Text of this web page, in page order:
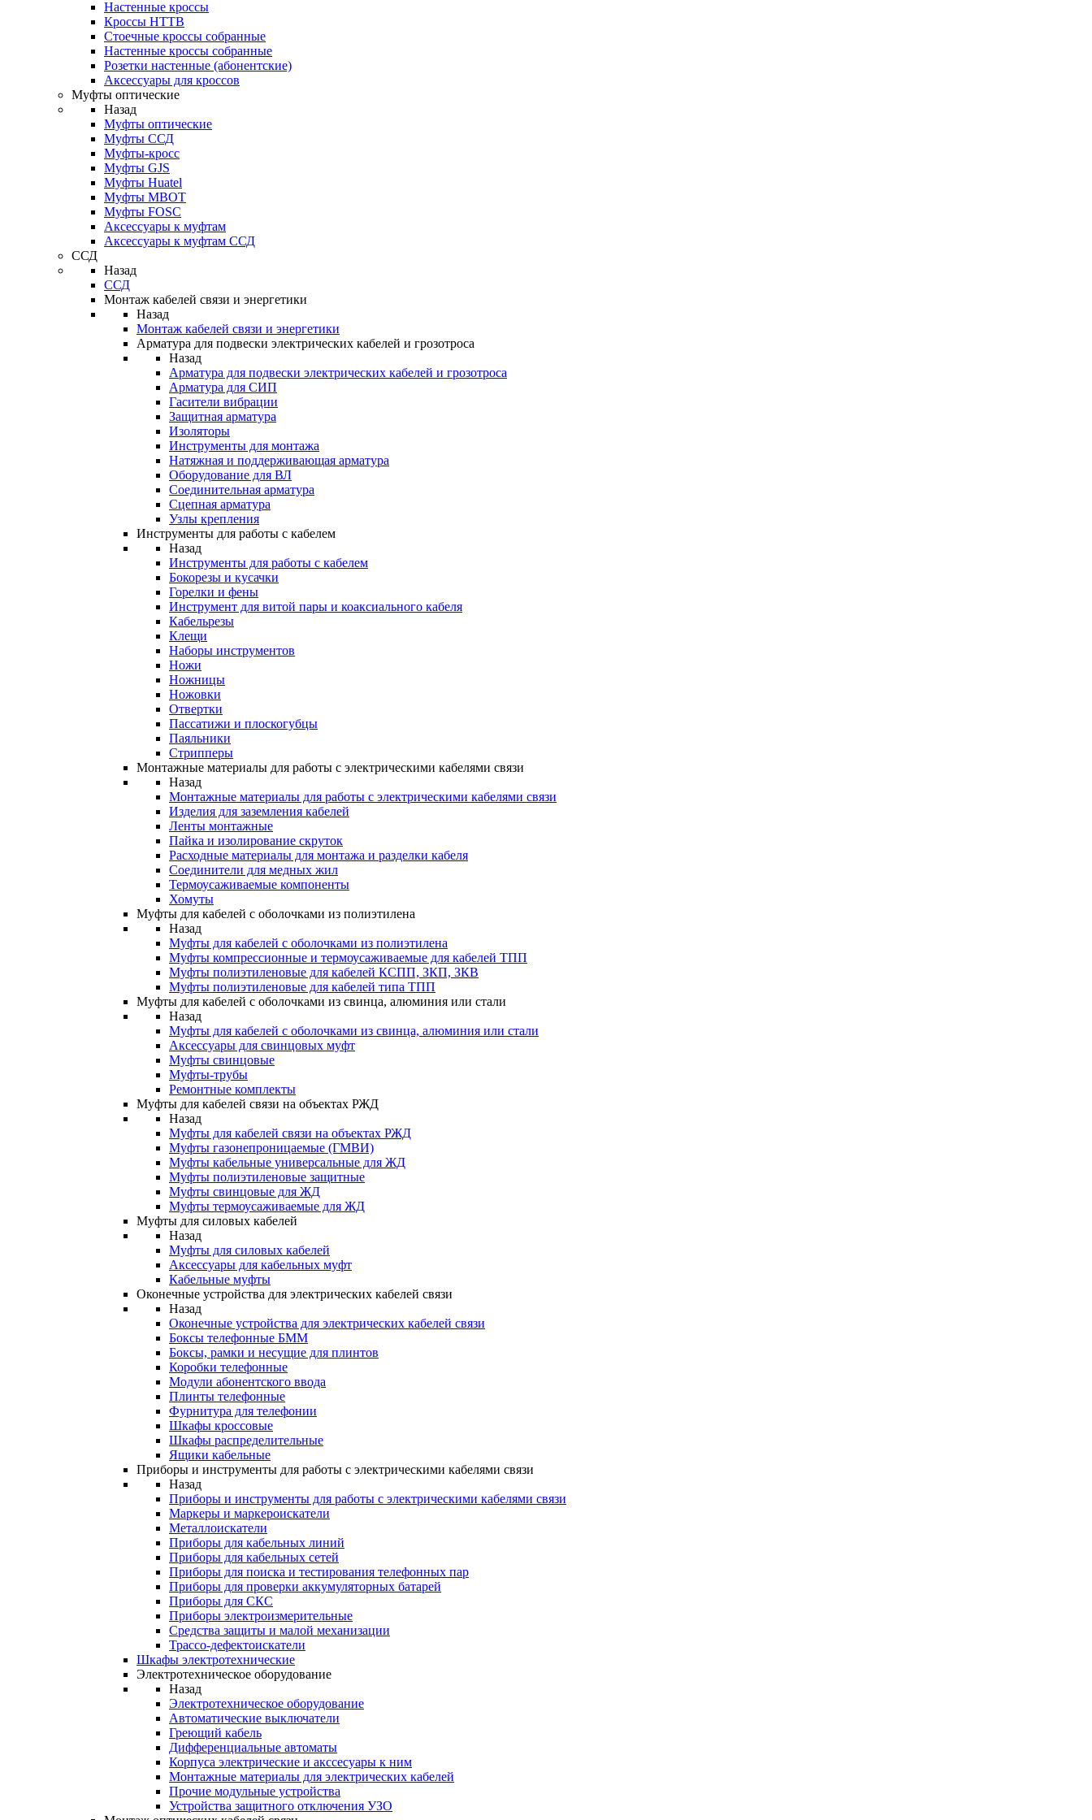
Настенные кроссы
Кроссы HTTB
Стоечные кроссы собранные
Настенные кроссы собранные
Розетки настенные (абонентские)
Аксессуары для кроссов
Муфты оптические
Назад
Муфты оптические
Муфты ССД
Муфты-кросс
Муфты GJS
Муфты Huatel
Муфты МВОТ
Муфты FOSC
Аксессуары к муфтам
Аксессуары к муфтам ССД
ССД
Назад
ССД
Монтаж кабелей связи и энергетики
Назад
Монтаж кабелей связи и энергетики
Арматура для подвески электрических кабелей и грозотроса
Назад
Арматура для подвески электрических кабелей и грозотроса
Арматура для СИП
Гасители вибрации
Защитная арматура
Изоляторы
Инструменты для монтажа
Натяжная и поддерживающая арматура
Оборудование для ВЛ
Соединительная арматура
Сцепная арматура
Узлы крепления
Инструменты для работы с кабелем
Назад
Инструменты для работы с кабелем
Бокорезы и кусачки
Горелки и фены
Инструмент для витой пары и коаксиального кабеля
Кабельрезы
Клещи
Наборы инструментов
Ножи
Ножницы
Ножовки
Отвертки
Пассатижи и плоскогубцы
Паяльники
Стрипперы
Монтажные материалы для работы с электрическими кабелями связи
Назад
Монтажные материалы для работы с электрическими кабелями связи
Изделия для заземления кабелей
Ленты монтажные
Пайка и изолирование скруток
Расходные материалы для монтажа и разделки кабеля
Соединители для медных жил
Термоусаживаемые компоненты
Хомуты
Муфты для кабелей с оболочками из полиэтилена
Назад
Муфты для кабелей с оболочками из полиэтилена
Муфты компрессионные и термоусаживаемые для кабелей ТПП
Муфты полиэтиленовые для кабелей КСПП, ЗКП, ЗКВ
Муфты полиэтиленовые для кабелей типа ТПП
Муфты для кабелей с оболочками из свинца, алюминия или стали
Назад
Муфты для кабелей с оболочками из свинца, алюминия или стали
Аксессуары для свинцовых муфт
Муфты свинцовые
Муфты-трубы
Ремонтные комплекты
Муфты для кабелей связи на объектах РЖД
Назад
Муфты для кабелей связи на объектах РЖД
Муфты газонепроницаемые (ГМВИ)
Муфты кабельные универсальные для ЖД
Муфты полиэтиленовые защитные
Муфты свинцовые для ЖД
Муфты термоусаживаемые для ЖД
Муфты для силовых кабелей
Назад
Муфты для силовых кабелей
Аксессуары для кабельных муфт
Кабельные муфты
Оконечные устройства для электрических кабелей связи
Назад
Оконечные устройства для электрических кабелей связи
Боксы телефонные БММ
Боксы, рамки и несущие для плинтов
Коробки телефонные
Модули абонентского ввода
Плинты телефонные
Фурнитура для телефонии
Шкафы кроссовые
Шкафы распределительные
Ящики кабельные
Приборы и инструменты для работы с электрическими кабелями связи
Назад
Приборы и инструменты для работы с электрическими кабелями связи
Маркеры и маркероискатели
Металлоискатели
Приборы для кабельных линий
Приборы для кабельных сетей
Приборы для поиска и тестирования телефонных пар
Приборы для проверки аккумуляторных батарей
Приборы для СКС
Приборы электроизмерительные
Средства защиты и малой механизации
Трассо-дефектоискатели
Шкафы электротехнические
Электротехническое оборудование
Назад
Электротехническое оборудование
Автоматические выключатели
Греющий кабель
Дифференциальные автоматы
Корпуса электрические и акссесуары к ним
Монтажные материалы для электрических кабелей
Прочие модульные устройства
Устройства защитного отключения УЗО